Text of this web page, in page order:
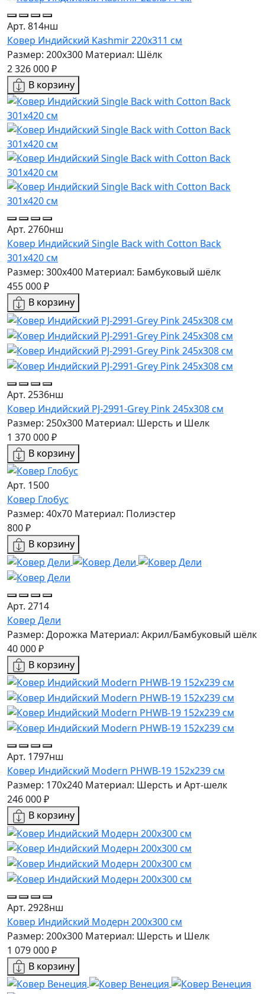
Арт. 814нш
Ковер Индийский Kashmir 220x311 см
Размер: 200x300 Материал: Шёлк
2 326 000 ₽
В корзину
Арт. 2760нш
Ковер Индийский Single Back with Cotton Back
301x420 см
Размер: 300x400 Материал: Бамбуковый шёлк
455 000 ₽
В корзину
Арт. 2536нш
Ковер Индийский PJ-2991-Grey Pink 245x308 см
Размер: 250x300 Материал: Шерсть и Шелк
1 370 000 ₽
В корзину
Арт. 1500
Ковер Глобус
Размер: 40х70 Материал: Полиэстер
800 ₽
В корзину
Арт. 2714
Ковер Дели
Размер: Дорожка Материал: Акрил/Бамбуковый шёлк
40 000 ₽
В корзину
Арт. 1797нш
Ковер Индийский Modern PHWB-19 152x239 см
Размер: 170x240 Материал: Шерсть и Арт-шелк
246 000 ₽
В корзину
Арт. 2928нш
Ковер Индийский Модерн 200x300 см
Размер: 200x300 Материал: Шерсть и Шелк
1 079 000 ₽
В корзину